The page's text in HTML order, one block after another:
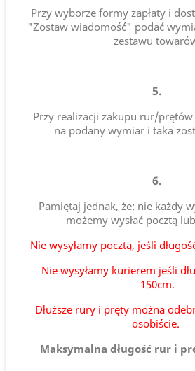
Przy wyborze formy zapłaty i
"Zostaw wiadomość" podać
zestawu
5.
Przy realizacji zakupu rur/
na podany wymiar i taka
6.
Pamiętaj jednak, że: nie każdy
możemy wysłać pocztą
Nie wysyłamy pocztą, jeśli
Nie wysyłamy kurierem jeśli
150cm.
Dłuższe rury i pręty można
osobiście.
Maksymalna długość rur i